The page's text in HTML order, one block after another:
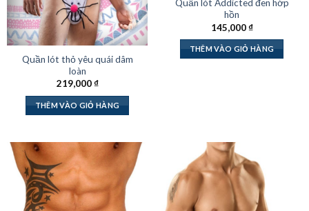
Quần lót thỏ yêu quái dâm
loàn
219,000₫
THÊM VÀO GIỎ HÀNG
Quần lót Addicted đen hớp
hồn
145,000₫
THÊM VÀO GIỎ HÀNG